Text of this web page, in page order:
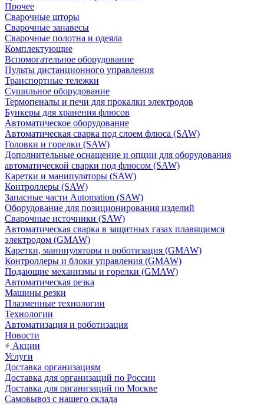
Прочее
Сварочные шторы
Сварочные занавесы
Сварочные полотна и одеяла
Комплектующие
Вспомогательное оборудование
Пульты дистанционного управления
Транспортные тележки
Сушильное оборудование
Термопеналы и печи для прокалки электродов
Бункеры для хранения флюсов
Автоматическое оборудование
Автоматическая сварка под слоем флюса (SAW)
Головки и горелки (SAW)
Дополнительные оснащение и опции для оборудования
автоматической сварки под флюсом (SAW)
Каретки и манипуляторы (SAW)
Контроллеры (SAW)
Запасные части Automation (SAW)
Оборудование для позиционирования изделий
Сварочные источники (SAW)
Автоматическая сварка в защитных газах плавящимся
электродом (GMAW)
Каретки, манипуляторы и роботизация (GMAW)
Контроллеры и блоки управления (GMAW)
Подающие механизмы и горелки (GMAW)
Автоматическая резка
Машины резки
Плазменные технологии
Технологии
Автоматизация и роботизация
Новости
Акции
Услуги
Доставка организациям
Доставка для организаций по России
Доставка для организаций по Москве
Самовывоз с нашего склада